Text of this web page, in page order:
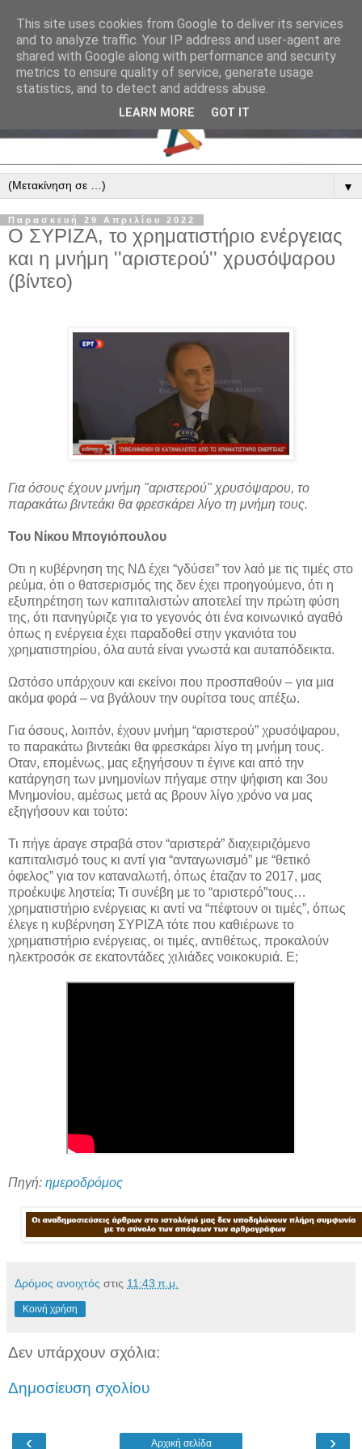
▼
Παρασκευή 29 Απριλίου 2022
Ο ΣΥΡΙΖΑ, το χρηματιστήριο ενέργειας
και η μνήμη ''αριστερού'' χρυσόψαρου
(βίντεο)
Για όσους έχουν μνήμη "αριστερού" χρυσόψαρου, το
παρακάτω βιντεάκι θα φρεσκάρει λίγο τη μνήμη τους.
Του Νίκου Μπογιόπουλου
Οτι η κυβέρνηση της ΝΔ έχει “γδύσει” τον λαό με τις τιμές στο
ρεύμα, ότι ο θατσερισμός της δεν έχει προηγούμενο, ότι η
εξυπηρέτηση των καπιταλιστών αποτελεί την πρώτη φύση
της, ότι πανηγύριζε για το γεγονός ότι ένα κοινωνικό αγαθό
όπως η ενέργεια έχει παραδοθεί στην γκανιότα του
χρηματιστηρίου, όλα αυτά είναι γνωστά και αυταπόδεικτα.
Ωστόσο υπάρχουν και εκείνοι που προσπαθούν – για μια
ακόμα φορά – να βγάλουν την ουρίτσα τους απέξω.
Για όσους, λοιπόν, έχουν μνήμη “αριστερού” χρυσόψαρου,
το παρακάτω βιντεάκι θα φρεσκάρει λίγο τη μνήμη τους.
Οταν, επομένως, μας εξηγήσουν τι έγινε και από την
κατάργηση των μνημονίων πήγαμε στην ψήφιση και 3ου
Μνημονίου, αμέσως μετά ας βρουν λίγο χρόνο να μας
εξηγήσουν και τούτο:
Τι πήγε άραγε στραβά στον “αριστερά” διαχειριζόμενο
καπιταλισμό τους κι αντί για “ανταγωνισμό” με “θετικό
όφελος” για τον καταναλωτή, όπως έταζαν το 2017, μας
προέκυψε ληστεία; Τι συνέβη με το “αριστερό”τους…
χρηματιστήριο ενέργειας κι αντί να “πέφτουν οι τιμές”, όπως
έλεγε η κυβέρνηση ΣΥΡΙΖΑ τότε που καθιέρωνε το
χρηματιστήριο ενέργειας, οι τιμές, αντιθέτως, προκαλούν
ηλεκτροσόκ σε εκατοντάδες χιλιάδες νοικοκυριά. Ε;
Πηγή: ημεροδρόμος
Δρόμος ανοιχτός στις 11:43 π.μ.
Κοινή χρήση
Δεν υπάρχουν σχόλια:
Δημοσίευση σχολίου
‹ ›
Αρχική σελίδα
This site uses cookies from Google to deliver its services
and to analyze traffic. Your IP address and user-agent are
shared with Google along with performance and security
metrics to ensure quality of service, generate usage
statistics, and to detect and address abuse.
LEARN MORE GOT IT